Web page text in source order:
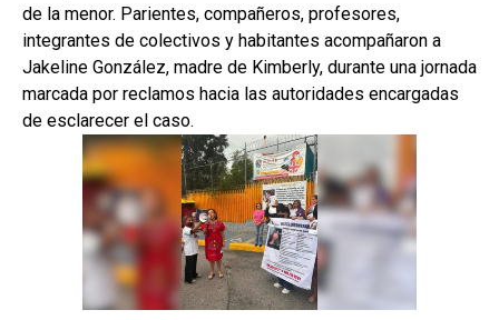
de la menor. Parientes, compañeros, profesores,
integrantes de colectivos y habitantes acompañaron a
Jakeline González, madre de Kimberly, durante una jornada
marcada por reclamos hacia las autoridades encargadas
de esclarecer el caso.